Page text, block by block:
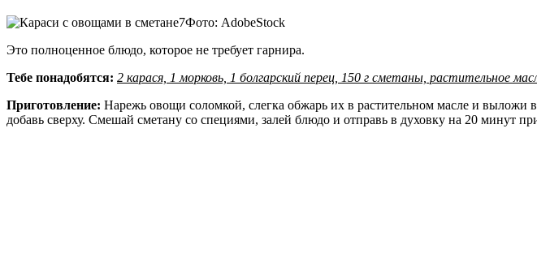
Фото: AdobeStock
Это полноценное блюдо, которое не требует гарнира.
Тебе понадобятся: 2 карася, 1 морковь, 1 болгарский перец, 150 г сметаны, растительное
Приготовление: Нарежь овощи соломкой, слегка обжарь их в растительном масле и
добавь сверху. Смешай сметану со специями, залей блюдо и отправь в духовку на 20 минут